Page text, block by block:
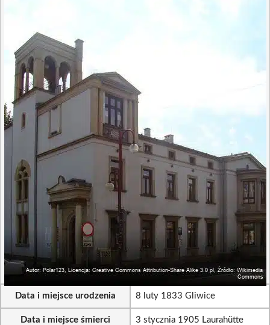
Data i miejsce urodzenia 8 luty 1833 Gliwice
Data i miejsce śmierci 3 stycznia 1905 Laurahütte